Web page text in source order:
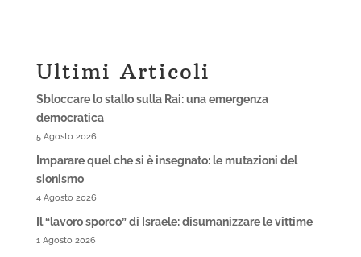
Ultimi Articoli
Sbloccare lo stallo sulla Rai: una emergenza
democratica
5 Agosto 2026
Imparare quel che si è insegnato: le mutazioni del
sionismo
4 Agosto 2026
Il “lavoro sporco” di Israele: disumanizzare le vittime
1 Agosto 2026